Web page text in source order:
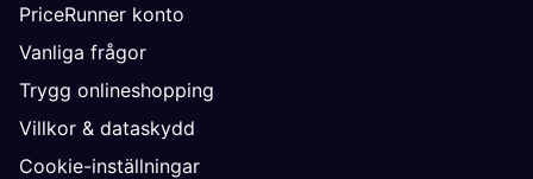
PriceRunner konto
Vanliga frågor
Trygg onlineshopping
Villkor & dataskydd
Cookie-inställningar